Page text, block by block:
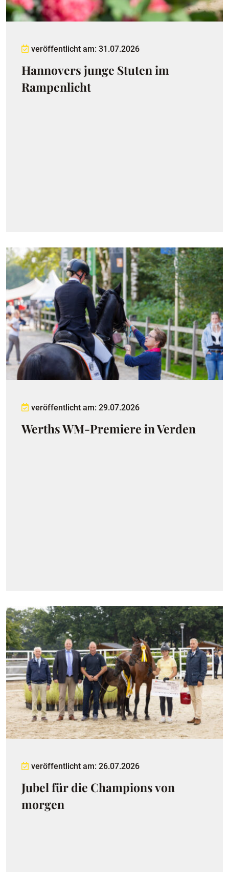
veröffentlicht am: 31.07.2026
Hannovers junge Stuten im
Rampenlicht
veröffentlicht am: 29.07.2026
Werths WM-Premiere in Verden
veröffentlicht am: 26.07.2026
Jubel für die Champions von
morgen